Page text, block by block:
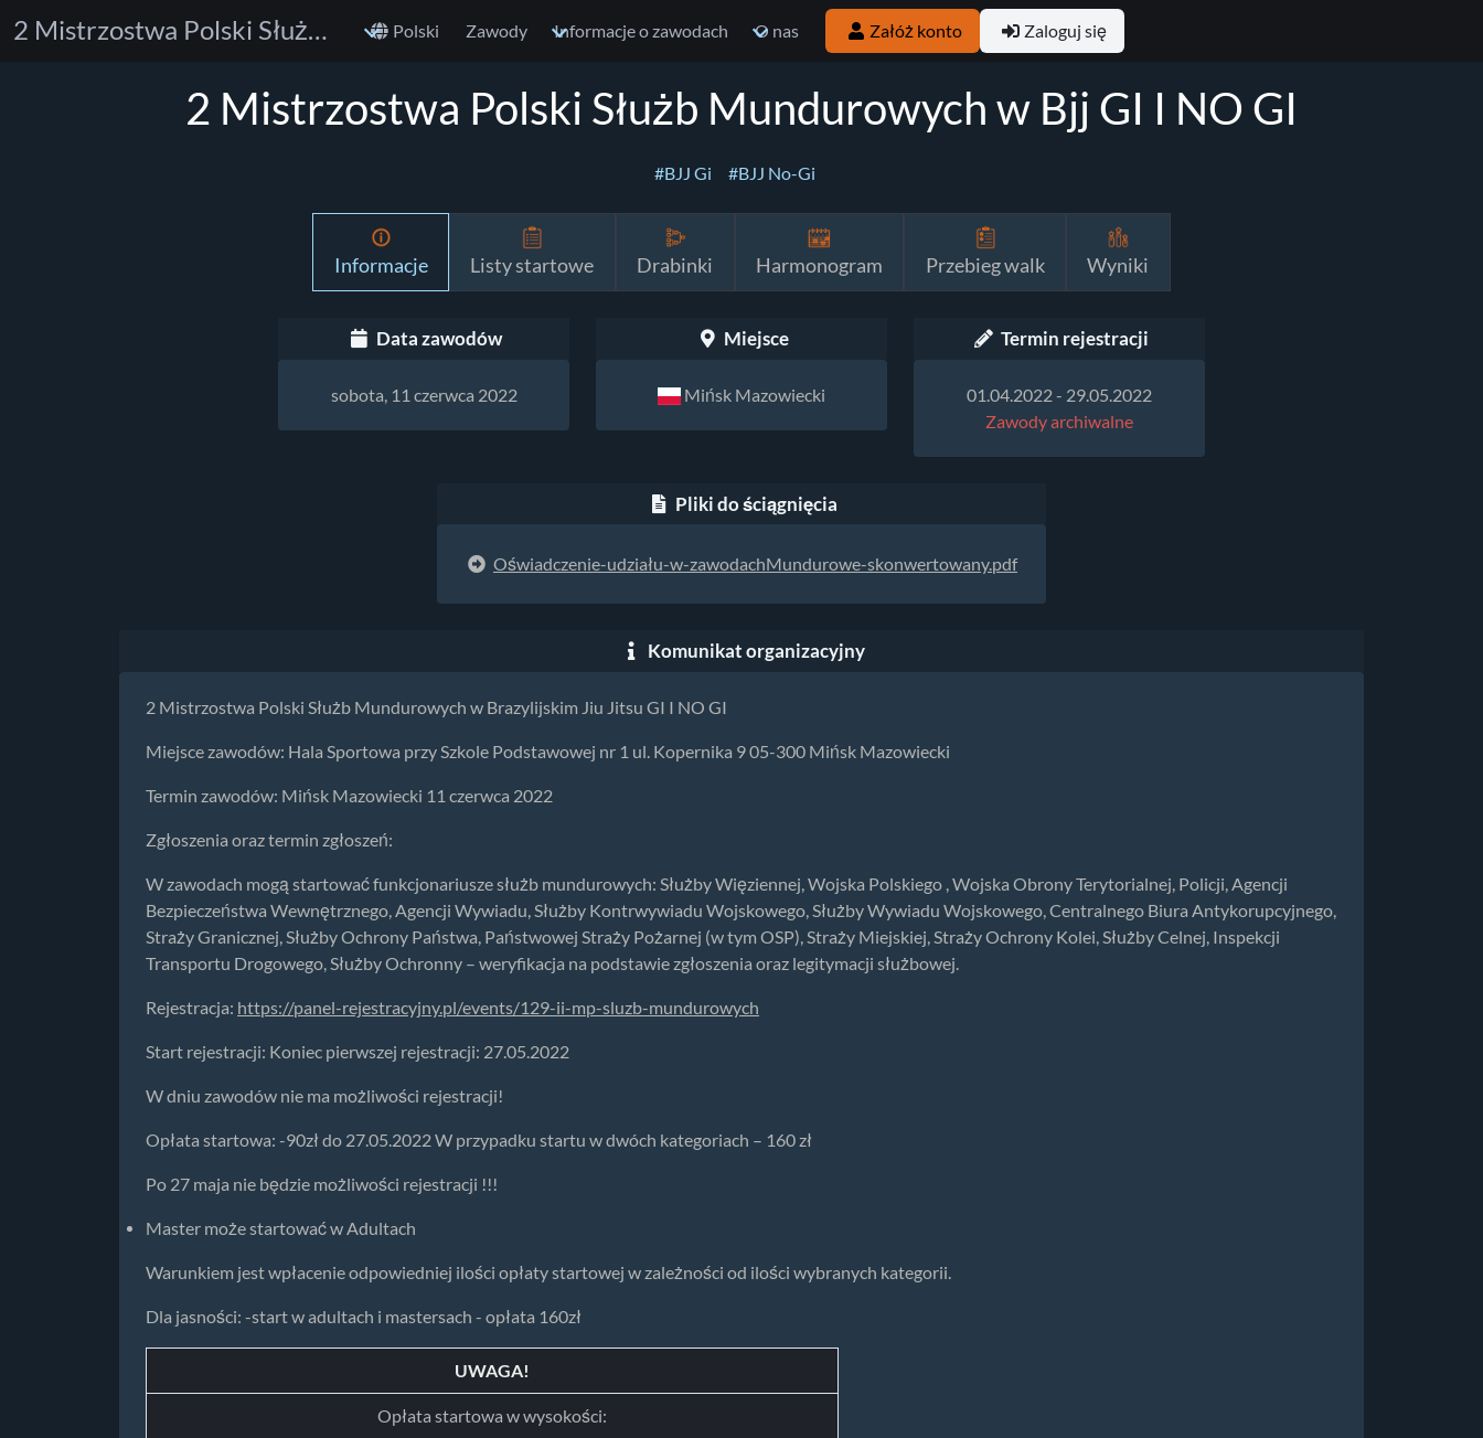
2 Mistrzostwa Polski Służb Mundurowych w Bjj GI I NO GI Polski Zawody Informacje o zawodach O nas Załóż konto Zaloguj się
2 Mistrzostwa Polski Służb Mundurowych w Bjj GI I NO GI
#BJJ Gi #BJJ No-Gi
Informacje Listy startowe Drabinki Harmonogram Przebieg walk Wyniki
Data zawodów
sobota, 11 czerwca 2022
Miejsce
Mińsk Mazowiecki
Termin rejestracji
01.04.2022 - 29.05.2022
Zawody archiwalne
Pliki do ściągnięcia
Oświadczenie-udziału-w-zawodachMundurowe-skonwertowany.pdf
Komunikat organizacyjny
2 Mistrzostwa Polski Służb Mundurowych w Brazylijskim Jiu Jitsu GI I NO GI
Miejsce zawodów: Hala Sportowa przy Szkole Podstawowej nr 1 ul. Kopernika 9 05-300 Mińsk Mazowiecki
Termin zawodów: Mińsk Mazowiecki 11 czerwca 2022
Zgłoszenia oraz termin zgłoszeń:
W zawodach mogą startować funkcjonariusze służb mundurowych: Służby Więziennej, Wojska Polskiego , Wojska Obrony Terytorialnej, Policji, Agencji
Bezpieczeństwa Wewnętrznego, Agencji Wywiadu, Służby Kontrwywiadu Wojskowego, Służby Wywiadu Wojskowego, Centralnego Biura Antykorupcyjnego,
Straży Granicznej, Służby Ochrony Państwa, Państwowej Straży Pożarnej (w tym OSP), Straży Miejskiej, Straży Ochrony Kolei, Służby Celnej, Inspekcji
Transportu Drogowego, Służby Ochronny – weryfikacja na podstawie zgłoszenia oraz legitymacji służbowej.
Rejestracja: https://panel-rejestracyjny.pl/events/129-ii-mp-sluzb-mundurowych
Start rejestracji: Koniec pierwszej rejestracji: 27.05.2022
W dniu zawodów nie ma możliwości rejestracji!
Opłata startowa: -90zł do 27.05.2022 W przypadku startu w dwóch kategoriach – 160 zł
Po 27 maja nie będzie możliwości rejestracji !!!
Master może startować w Adultach
Warunkiem jest wpłacenie odpowiedniej ilości opłaty startowej w zależności od ilości wybranych kategorii.
Dla jasności: -start w adultach i mastersach - opłata 160zł
UWAGA!
Opłata startowa w wysokości: